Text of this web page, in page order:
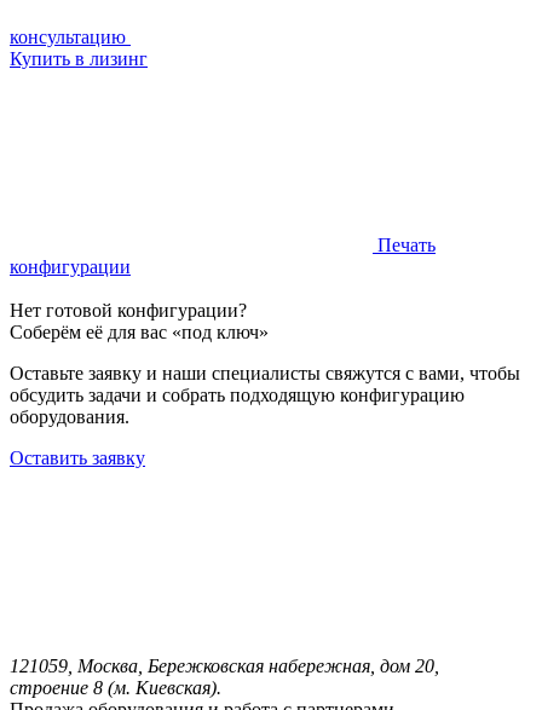
консультацию
Купить в лизинг
Печать
конфигурации
Нет готовой конфигурации?
Соберём её для вас «под ключ»
Оставьте заявку и наши специалисты свяжутся с вами, чтобы
обсудить задачи и собрать подходящую конфигурацию
оборудования.
Оставить заявку
121059, Москва, Бережковская набережная, дом 20,
строение 8 (м. Киевская).